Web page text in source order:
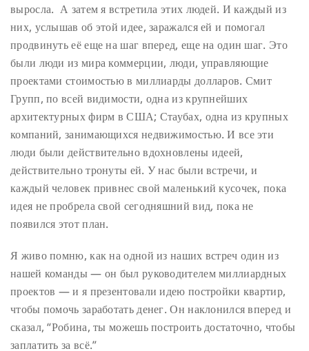
выросла. А затем я встретила этих людей. И каждый из
них, услышав об этой идее, заражался ей и помогал
продвинуть её еще на шаг вперед, еще на один шаг. Это
были люди из мира коммерции, люди, управляющие
проектами стоимостью в миллиарды долларов. Смит
Групп, по всей видимости, одна из крупнейших
архитектурных фирм в США; Стаубах, одна из крупных
компаний, занимающихся недвижимостью. И все эти
люди были действительно вдохновлены идеей,
действительно тронуты ей. У нас были встречи, и
каждый человек привнес свой маленький кусочек, пока
идея не пробрела свой сегодняшний вид, пока не
появился этот план.
Я живо помню, как на одной из наших встреч один из
нашей команды — он был руководителем миллиардных
проектов — и я презентовали идею постройки квартир,
чтобы помочь заработать денег. Он наклонился вперед и
сказал, “Робина, ты можешь построить достаточно, чтобы
заплатить за всё.”